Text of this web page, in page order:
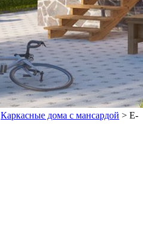
Каркасные дома с мансардой > E-